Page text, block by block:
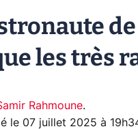
les très
Rahmoune.
le 07 juillet 2025 à